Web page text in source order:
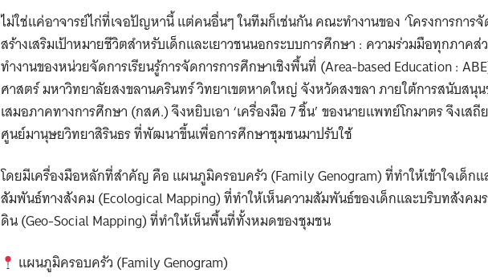
ไม่ใช่แค่อาจารย์ไก่ที่เจอปัญหานี้ แต่คนอื่นๆ ในทีมก็เช่นกัน คณะทำงานของ ‘โครงการการจั
สร้างเสริมเป้าหมายชีวิตสำหรับเด็กและเยาวชนนอกระบบการศึกษา : ความร่วมมือทุกภาคส่
ทำงานของหน่วยจัดการเรียนรู้การจัดการการศึกษาเชิงพื้นที่ (Area-based Education :
ศาสตร์ มหาวิทยาลัยสงขลานครินทร์ วิทยาเขตหาดใหญ่ จังหวัดสงขลา ภายใต้การสนับสนุ
เสมอภาคทางการศึกษา (กสศ.) จึงหยิบเอา ‘เครื่องมือ 7 ชิ้น’ ของนายแพทย์โกมาตร จึงเส
ศูนย์มานุษยวิทยาสิรินธร ที่พัฒนาขึ้นเพื่อการศึกษาชุมชนมาปรับใช้
โดยมีเครื่องมือหลักที่สำคัญ คือ แผนภูมิครอบครัว (Family Genogram) ที่ทำให้เข้าใจเด็ก
สัมพันธ์ทางสังคม (Ecological Mapping) ที่ทำให้เห็นความสัมพันธ์ของเด็กและบริบทสังค
ดิน (Geo-Social Mapping) ที่ทำให้เห็นพื้นที่ทั้งหมดของชุมชน
แผนภูมิครอบครัว (Family Genogram)